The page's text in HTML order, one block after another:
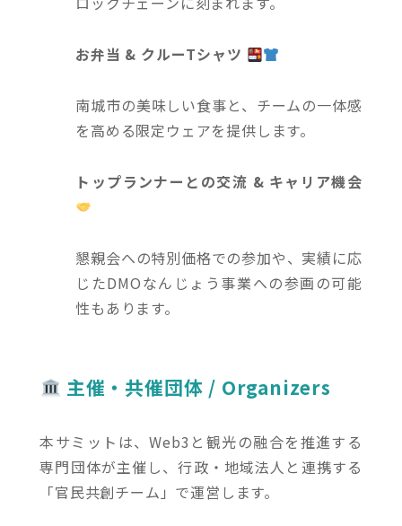
お弁当 & クルーTシャツ
南城市の美味しい食事と、チームの一体感
を高める限定ウェアを提供します。
トップランナーとの交流 & キャリア機会
懇親会への特別価格での参加や、実績に応
じたDMOなんじょう事業への参画の可能
性もあります。
主催・共催団体 / Organizers
本サミットは、Web3と観光の融合を推進する
専門団体が主催し、行政・地域法人と連携する
「官民共創チーム」で運営します。